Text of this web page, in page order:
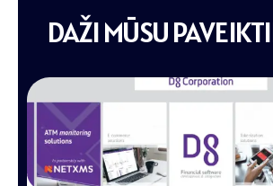
DAŽI MŪSU